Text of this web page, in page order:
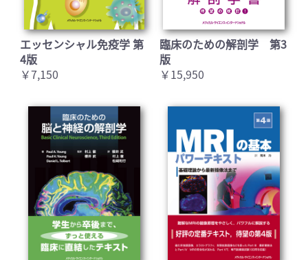
エッセンシャル免疫学 第
4版
￥7,150
臨床のための解剖学 第3
版
￥15,950